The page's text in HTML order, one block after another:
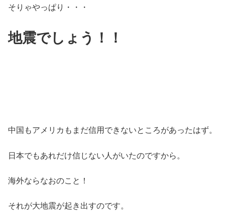
そりゃやっぱり・・・
地震でしょう！！
中国もアメリカもまだ信用できないところがあったはず。
日本でもあれだけ信じない人がいたのですから。
海外ならなおのこと！
それが大地震が起き出すのです。